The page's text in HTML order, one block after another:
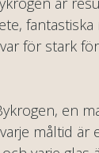
för stark
en
måltid är